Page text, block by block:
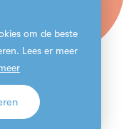
om de beste
Lees er meer
Zoom